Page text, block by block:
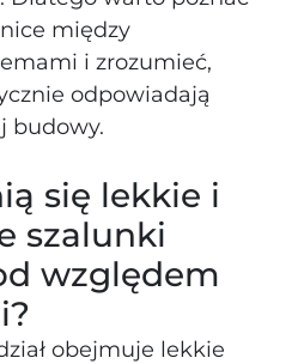
między
i zrozumieć,
odpowiadają
budowy.
się lekkie i
szalunki
względem
obejmuje lekkie